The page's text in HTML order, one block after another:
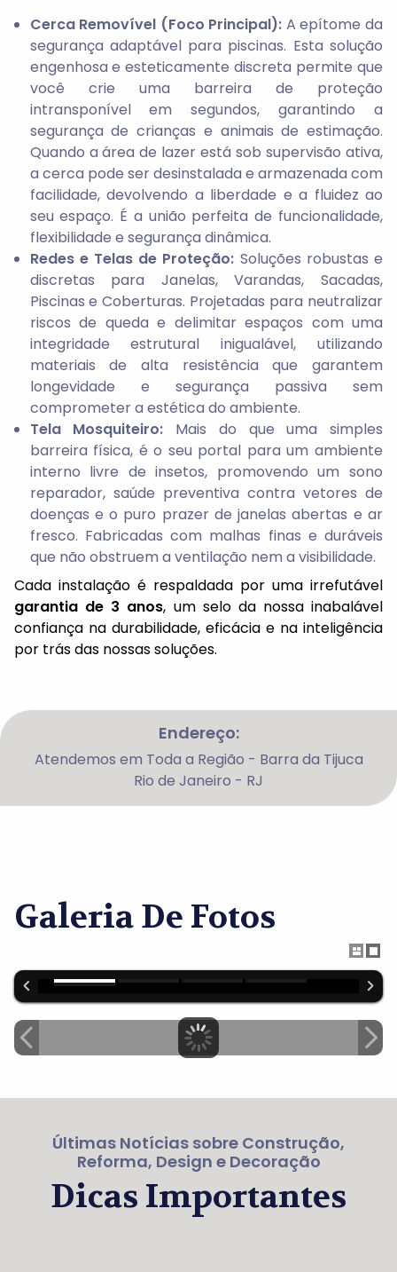
Cerca Removível (Foco Principal): A epítome da
segurança adaptável para piscinas. Esta solução
engenhosa e esteticamente discreta permite que
você crie uma barreira de proteção
intransponível em segundos, garantindo a
segurança de crianças e animais de estimação.
Quando a área de lazer está sob supervisão ativa,
a cerca pode ser desinstalada e armazenada com
facilidade, devolvendo a liberdade e a fluidez ao
seu espaço. É a união perfeita de funcionalidade,
flexibilidade e segurança dinâmica.
Redes e Telas de Proteção: Soluções robustas e
discretas para Janelas, Varandas, Sacadas,
Piscinas e Coberturas. Projetadas para neutralizar
riscos de queda e delimitar espaços com uma
integridade estrutural inigualável, utilizando
materiais de alta resistência que garantem
longevidade e segurança passiva sem
comprometer a estética do ambiente.
Tela Mosquiteiro: Mais do que uma simples
barreira física, é o seu portal para um ambiente
interno livre de insetos, promovendo um sono
reparador, saúde preventiva contra vetores de
doenças e o puro prazer de janelas abertas e ar
fresco. Fabricadas com malhas finas e duráveis
que não obstruem a ventilação nem a visibilidade.
Cada instalação é respaldada por uma irrefutável
garantia de 3 anos, um selo da nossa inabalável
confiança na durabilidade, eficácia e na inteligência
por trás das nossas soluções.
Endereço:
Atendemos em Toda a Região - Barra da Tijuca
Rio de Janeiro - RJ
Galeria De Fotos
Últimas Notícias sobre Construção,
Reforma, Design e Decoração
Dicas Importantes